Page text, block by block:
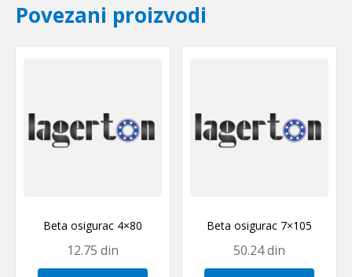
Povezani proizvodi
Beta osigurac 4×80
12.75 din
Beta osigurac 7×105
50.24din